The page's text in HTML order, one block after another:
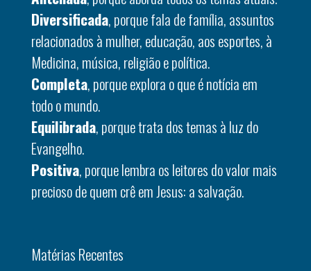
Diversificada, porque fala de família, assuntos
relacionados à mulher, educação, aos esportes, à
Medicina, música, religião e política.
Completa, porque explora o que é notícia em
todo o mundo.
Equilibrada, porque trata dos temas à luz do
Evangelho.
Positiva, porque lembra os leitores do valor mais
precioso de quem crê em Jesus: a salvação.
Matérias Recentes